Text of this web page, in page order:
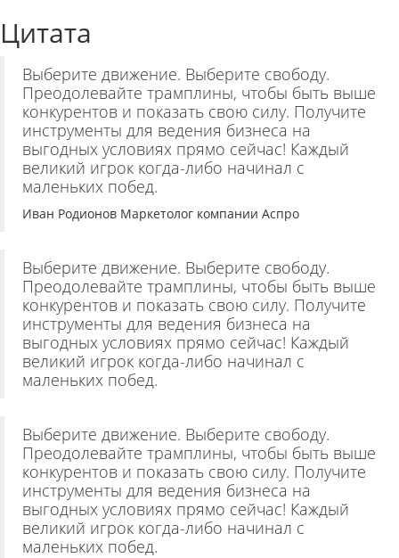
Цитата
Выберите движение. Выберите свободу.
Преодолевайте трамплины, чтобы быть выше
конкурентов и показать свою силу. Получите
инструменты для ведения бизнеса на
выгодных условиях прямо сейчас! Каждый
великий игрок когда-либо начинал с
маленьких побед.
Иван Родионов Маркетолог компании Аспро
Выберите движение. Выберите свободу.
Преодолевайте трамплины, чтобы быть выше
конкурентов и показать свою силу. Получите
инструменты для ведения бизнеса на
выгодных условиях прямо сейчас! Каждый
великий игрок когда-либо начинал с
маленьких побед.
Выберите движение. Выберите свободу.
Преодолевайте трамплины, чтобы быть выше
конкурентов и показать свою силу. Получите
инструменты для ведения бизнеса на
выгодных условиях прямо сейчас! Каждый
великий игрок когда-либо начинал с
маленьких побед.